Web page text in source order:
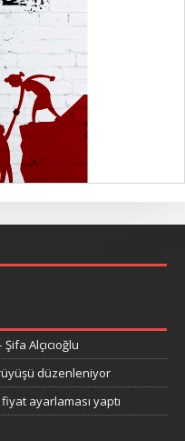
Alçıcıoğlu
düzenleniyor
ayarlaması yaptı